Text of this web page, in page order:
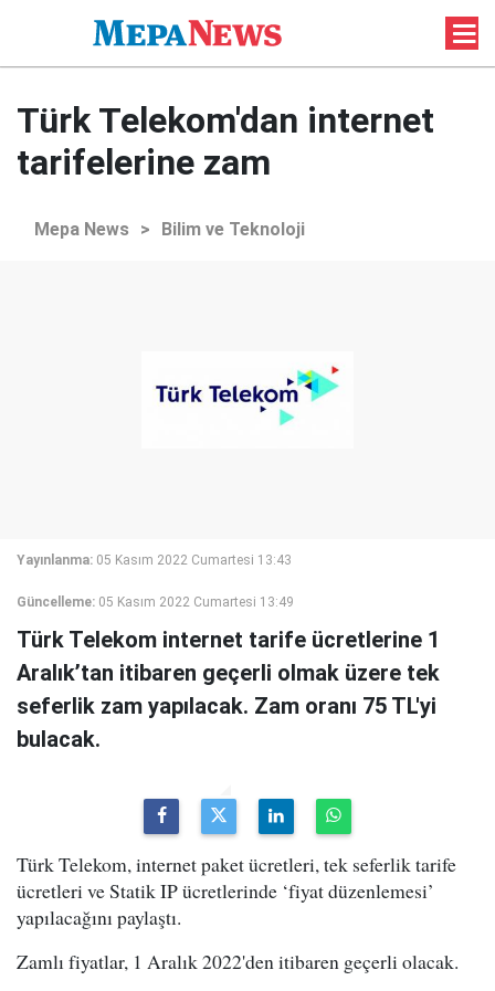
Türk Telekom'dan internet
tarifelerine zam
Mepa News > Bilim ve Teknoloji
Yayınlanma: 05 Kasım 2022 Cumartesi 13:43
Güncelleme: 05 Kasım 2022 Cumartesi 13:49
Türk Telekom internet tarife ücretlerine 1
Aralık’tan itibaren geçerli olmak üzere tek
seferlik zam yapılacak. Zam oranı 75 TL'yi
bulacak.
Türk Telekom, internet paket ücretleri, tek seferlik tarife
ücretleri ve Statik IP ücretlerinde ‘fiyat düzenlemesi’
yapılacağını paylaştı.
Zamlı fiyatlar, 1 Aralık 2022'den itibaren geçerli olacak.